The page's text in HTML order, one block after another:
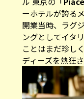
ーホテルが誇る
開業当時、ラグ
ングとしてイタ
ことはまだ珍し
ディーズを熱狂